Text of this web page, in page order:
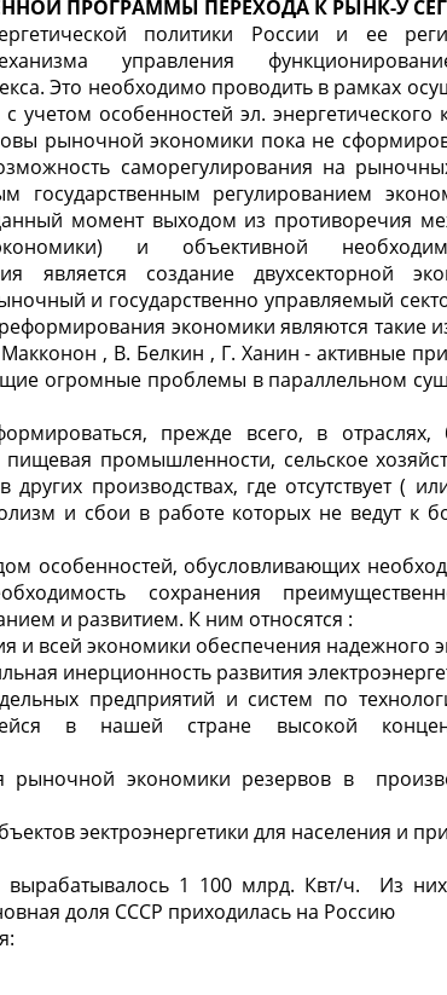
ПРОГРАММЫ ПЕРЕХОДА К РЫНК-У
политики России и ее
управления
Это необходимо проводить в рамках
учетом особенностей эл. энергетического
рыночной экономики пока не
са­морегулирования на
государственным регулированием
момент выходом из противоречия
и объективной
является создание двухсекторной
и государственно управляемый
экономики являются такие
Макконон , В. Белкин , Г. Ханин - ак­тивные
огромные проблемы в параллельном
прежде всего, в отраслях,
промышленнос­ти, сельское
производствах, где отсутствует(
и сбои в работе которых не ведут к
особенностей, обусловливающих
сохранения
и развитием. К ним относятся :
и всей экономики обеспечения надежного
инерционность развития
предприятий и систем по
в нашей стране высокой
рыночной экономики резервов в п
эектроэнергетики для населения и
1 100 млрд. Квт/ч. Из
доля СССР приходилась на Россию